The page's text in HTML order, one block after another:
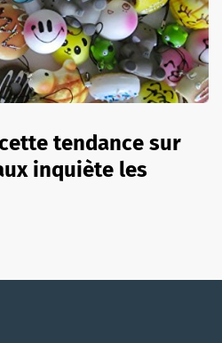
tendance sur
inquiète les